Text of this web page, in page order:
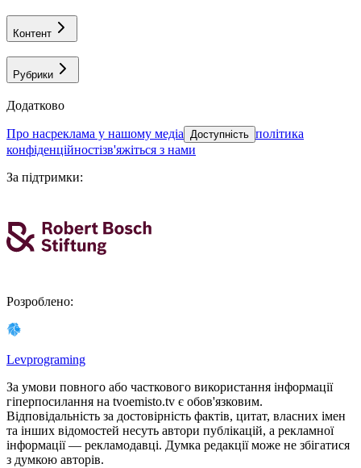
Контент
Рубрики
Додатково
про насреклама у нашому медіа Доступність політика
конфіденційностізв'яжіться з нами
За підтримки:
Розроблено:
Levprograming
За умови повного або часткового використання iнформацiї
гіперпосилання на tvoemisto.tv є обов'язковим.
Відповідальність за достовірність фактів, цитат, власних імен
та інших відомостей несуть автори публікацій, а рекламної
інформації — рекламодавці. Думка редакцiї може не збiгатися
з думкою авторiв.